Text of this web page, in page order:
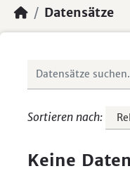
Datensätze
Sortieren nach
Keine